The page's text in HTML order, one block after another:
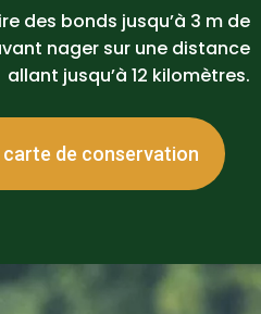
des bonds jusqu’à 3 m de
nager sur une distance
allant jusqu’à 12 kilomètres.
carte de conservation